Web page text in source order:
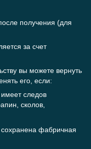
получения (для
за счет
вы можете вернуть
его, если:
следов
сколов,
сохранена фабричная